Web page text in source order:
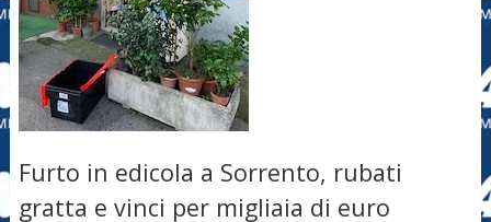
Furto in edicola a Sorrento, rubati
gratta e vinci per migliaia di euro